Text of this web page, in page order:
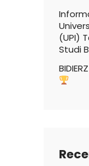
(UPI)
Studi